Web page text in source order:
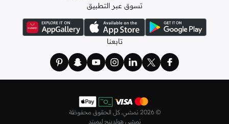
تسوق عبر التطبيق
تابعنا
© 2026 نمشي. كل الحقوق محفوظة
نمشي هولدينج ليميتد